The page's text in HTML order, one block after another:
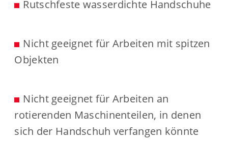
Rutschfeste wasserdichte Handschuhe
Nicht geeignet für Arbeiten mit spitzen
Objekten
Nicht geeignet für Arbeiten an
rotierenden Maschinenteilen, in denen
sich der Handschuh verfangen könnte